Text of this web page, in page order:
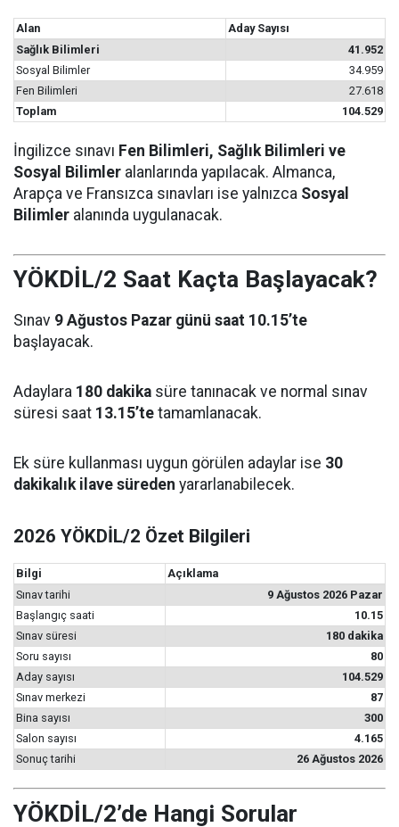
Alan
Aday Sayısı
Sağlık Bilimleri
41.952
Sosyal Bilimler
34.959
Fen Bilimleri
27.618
Toplam
104.529
İngilizce sınavı Fen Bilimleri, Sağlık Bilimleri ve
Sosyal Bilimler alanlarında yapılacak. Almanca,
Arapça ve Fransızca sınavları ise yalnızca Sosyal
Bilimler alanında uygulanacak.
YÖKDİL/2 Saat Kaçta Başlayacak?
Sınav 9 Ağustos Pazar günü saat 10.15’te
başlayacak.
Adaylara 180 dakika süre tanınacak ve normal sınav
süresi saat 13.15’te tamamlanacak.
Ek süre kullanması uygun görülen adaylar ise 30
dakikalık ilave süreden yararlanabilecek.
2026 YÖKDİL/2 Özet Bilgileri
Bilgi
Açıklama
Sınav tarihi
9 Ağustos 2026 Pazar
Başlangıç saati
10.15
Sınav süresi
180 dakika
Soru sayısı
80
Aday sayısı
104.529
Sınav merkezi
87
Bina sayısı
300
Salon sayısı
4.165
Sonuç tarihi
26 Ağustos 2026
YÖKDİL/2’de Hangi Sorular